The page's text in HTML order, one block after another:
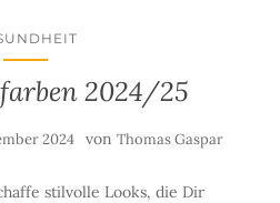
2024/25
2024 von Thomas Gaspar
stilvolle Looks, die Dir